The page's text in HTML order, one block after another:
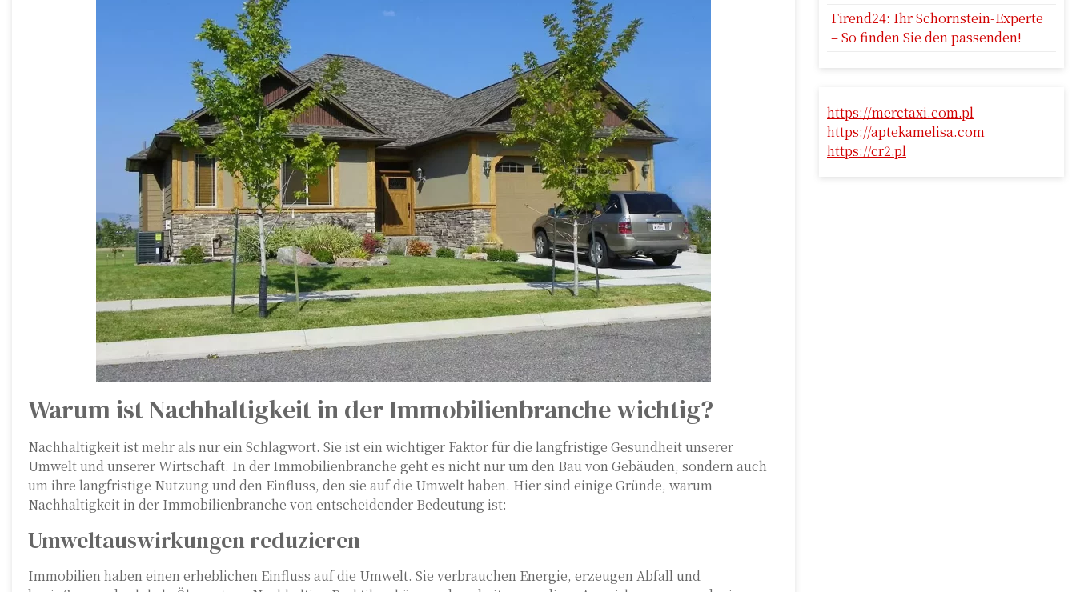
Warum ist Nachhaltigkeit in der Immobilienbranche wichtig?
Nachhaltigkeit ist mehr als nur ein Schlagwort. Sie ist ein wichtiger Faktor für die langfristige Gesundheit unserer
Umwelt und unserer Wirtschaft. In der Immobilienbranche geht es nicht nur um den Bau von Gebäuden, sondern auch
um ihre langfristige Nutzung und den Einfluss, den sie auf die Umwelt haben. Hier sind einige Gründe, warum
Nachhaltigkeit in der Immobilienbranche von entscheidender Bedeutung ist:
Umweltauswirkungen reduzieren
Immobilien haben einen erheblichen Einfluss auf die Umwelt. Sie verbrauchen Energie, erzeugen Abfall und
Firend24: Ihr Schornstein-Experte
– So finden Sie den passenden!
https://merctaxi.com.pl
https://aptekamelisa.com
https://cr2.pl